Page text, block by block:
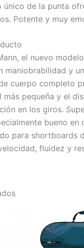
único de la punta
Potente y muy
el nuevo
maniobrabilidad y
cuerpo completo
más pequeña y el
en los giros.
bueno
para shortboards
fluidez y